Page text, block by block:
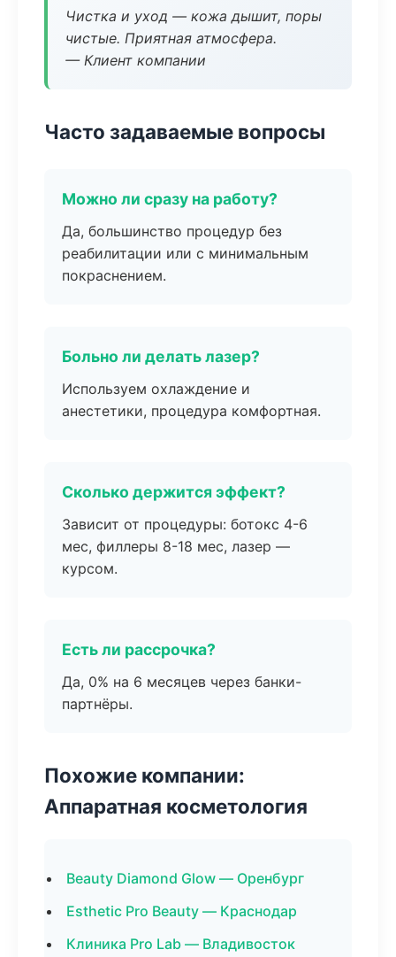
Чистка и уход — кожа дышит, поры
чистые. Приятная атмосфера.
— Клиент компании
Часто задаваемые вопросы
Можно ли сразу на работу?
Да, большинство процедур без
реабилитации или с минимальным
покраснением.
Больно ли делать лазер?
Используем охлаждение и
анестетики, процедура комфортная.
Сколько держится эффект?
Зависит от процедуры: ботокс 4-6
мес, филлеры 8-18 мес, лазер —
курсом.
Есть ли рассрочка?
Да, 0% на 6 месяцев через банки-
партнёры.
Похожие компании:
Аппаратная косметология
Beauty Diamond Glow — Оренбург
Esthetic Pro Beauty — Краснодар
Клиника Pro Lab — Владивосток